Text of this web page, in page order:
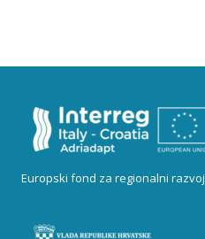
Europski fond za regionalni razvoj